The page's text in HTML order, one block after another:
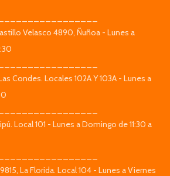
Velasco 4890, Ñuñoa - Lunes a
Condes. Locales 102A Y 103A - Lunes a
Local 101 - Lunes a Domingo de 11:30 a
La Florida. Local 104 - Lunes a Viernes